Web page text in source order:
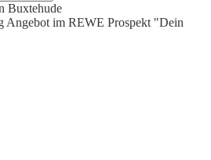
Buxtehude
Angebot im REWE Prospekt "Dein